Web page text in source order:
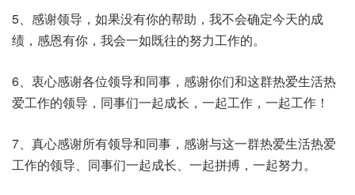
5、感谢领导，如果没有你的帮助，我不会确定今天的成
绩，感恩有你，我会一如既往的努力工作的。
6、衷心感谢各位领导和同事，感谢你们和这群热爱生活热
爱工作的领导，同事们一起成长，一起工作，一起工作！
7、真心感谢所有领导和同事，感谢与这一群热爱生活热爱
工作的领导、同事们一起成长、一起拼搏，一起努力。